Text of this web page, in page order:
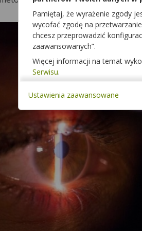
Pamiętaj, że wyrażenie zgody
wycofać zgodę na
chcesz przeprowadzić
zaawansowanych”.
Więcej informacji na temat
Serwisu.
Ustawienia zaawansowane